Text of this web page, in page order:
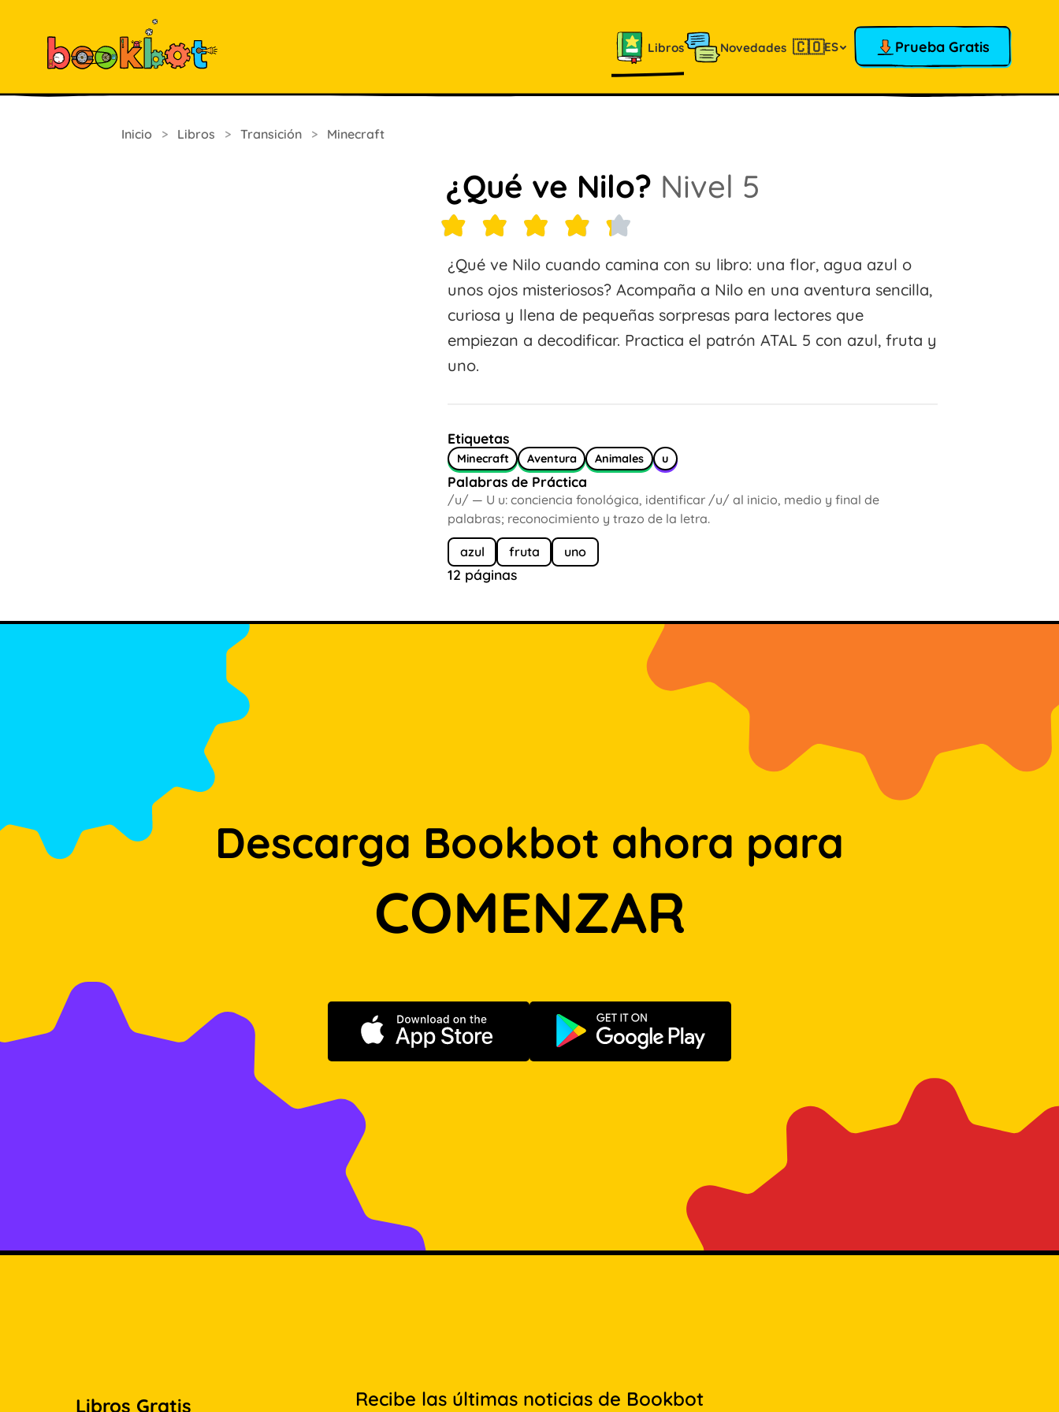
Libros Novedades 🇨🇴ES Prueba Gratis
Inicio > Libros > Transición > Minecraft
¿Qué ve Nilo? Nivel 5
¿Qué ve Nilo cuando camina con su libro: una flor, agua azul o
unos ojos misteriosos? Acompaña a Nilo en una aventura sencilla,
curiosa y llena de pequeñas sorpresas para lectores que
empiezan a decodificar. Practica el patrón ATAL 5 con azul, fruta y
uno.
Etiquetas
Minecraft Aventura Animales u
Palabras de Práctica
/u/ — U u: conciencia fonológica, identificar /u/ al inicio, medio y final de
palabras; reconocimiento y trazo de la letra.
azul fruta uno
12 páginas
Descarga Bookbot ahora para
COMENZAR
Descargar en App Store Disponible en Google Play
Libros Gratis Recibe las últimas noticias de Bookbot